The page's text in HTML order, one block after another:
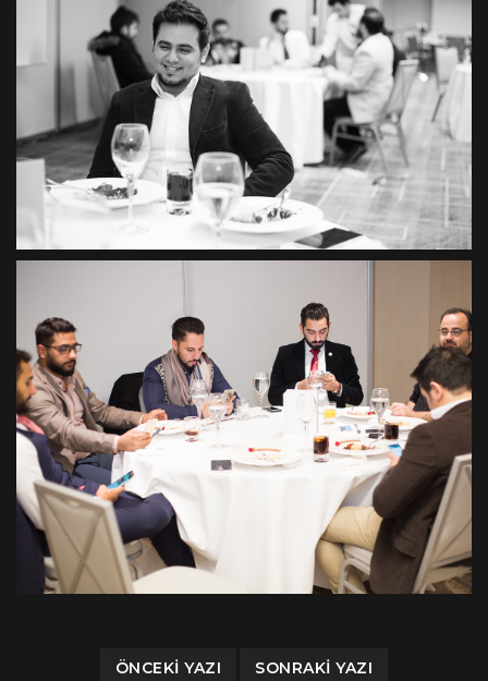
ÖNCEKI YAZI SONRAKI YAZI